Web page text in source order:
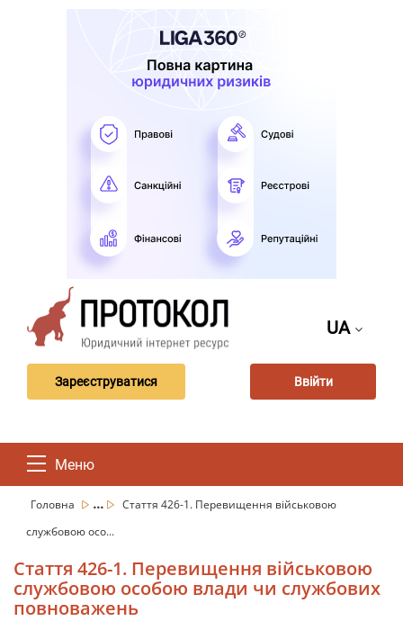
UA
Зареєструватися Ввійти
Меню
Головна ...
Стаття 426-1. Перевищення військовою
службовою осо...
Стаття 426-1. Перевищення військовою
службовою особою влади чи службових
повноважень